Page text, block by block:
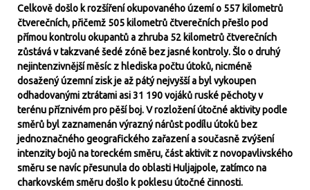
Celkově došlo k rozšíření okupovaného území o 557 kilometrů
čtverečních, přičemž 505 kilometrů čtverečních přešlo pod
přímou kontrolu okupantů a zhruba 52 kilometrů čtverečních
zůstává v takzvané šedé zóně bez jasné kontroly. Šlo o druhý
nejintenzivnější měsíc z hlediska počtu útoků, nicméně
dosažený územní zisk je až pátý nejvyšší a byl vykoupen
odhadovanými ztrátami asi 31 190 vojáků ruské pěchoty v
terénu příznivém pro pěší boj. V rozložení útočné aktivity podle
směrů byl zaznamenán výrazný nárůst podílu útoků bez
jednoznačného geografického zařazení a současně zvýšení
intenzity bojů na toreckém směru, část aktivit z novopavlivského
směru se navíc přesunula do oblasti Huljajpole, zatímco na
charkovském směru došlo k poklesu útočné činnosti.